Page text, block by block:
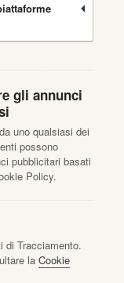
gli annunci
uno qualsiasi dei
possono
pubblicitari basati
Policy.
di Tracciamento.
la Cookie